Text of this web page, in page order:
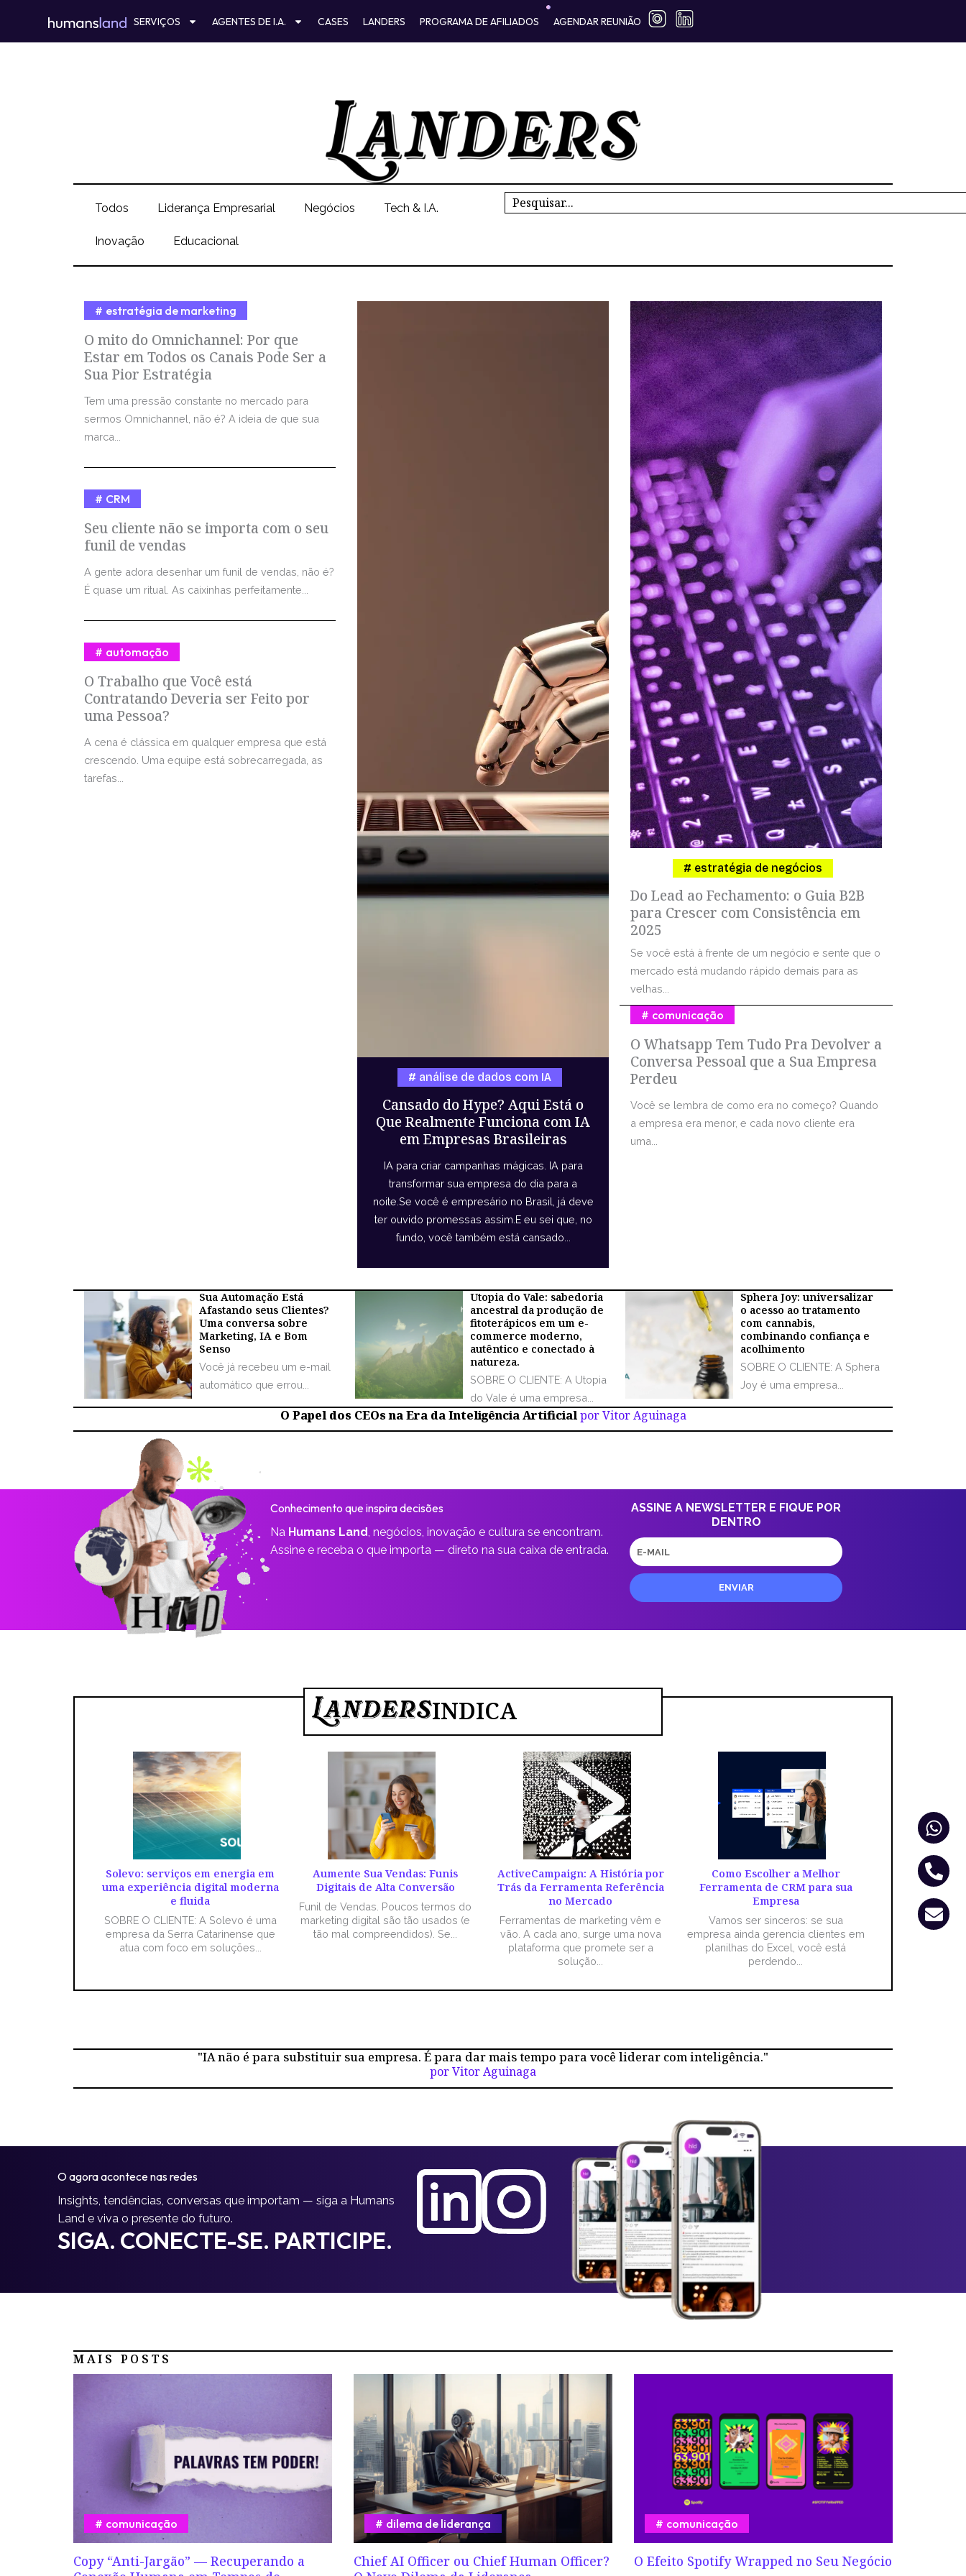
o
SERVIÇOS AGENTES DE I.A. CASES LANDERS PROGRAMA DE AFILIADOS AGENDAR REUNIÃO
Todos Liderança Empresarial Negócios Tech & I.A.
Inovação Educacional
Search
O mito do Omnichannel: Por que
Estar em Todos os Canais Pode Ser a
Sua Pior Estratégia
estratégia de marketing
Tem uma pressão constante no mercado para
sermos Omnichannel, não é? A ideia de que sua
marca...
Seu cliente não se importa com o seu
funil de vendas
CRM
A gente adora desenhar um funil de vendas, não é?
É quase um ritual. As caixinhas perfeitamente...
O Trabalho que Você está
Contratando Deveria ser Feito por
uma Pessoa?
automação
A cena é clássica em qualquer empresa que está
crescendo. Uma equipe está sobrecarregada, as
tarefas...
Cansado do Hype? Aqui Está o
Que Realmente Funciona com IA
em Empresas Brasileiras
análise de dados com IA
IA para criar campanhas mágicas. IA para
transformar sua empresa do dia para a
noite.Se você é empresário no Brasil, já deve
ter ouvido promessas assim.E eu sei que, no
fundo, você também está cansado...
Do Lead ao Fechamento: o Guia B2B
para Crescer com Consistência em
2025
estratégia de negócios
Se você está à frente de um negócio e sente que o
mercado está mudando rápido demais para as
velhas...
O Whatsapp Tem Tudo Pra Devolver a
Conversa Pessoal que a Sua Empresa
Perdeu
comunicação
Você se lembra de como era no começo? Quando
a empresa era menor, e cada novo cliente era
uma...
Sua Automação Está
Afastando seus Clientes?
Uma conversa sobre
Marketing, IA e Bom
Senso
Você já recebeu um e-mail
automático que errou...
Utopia do Vale: sabedoria
ancestral da produção de
fitoterápicos em um e-
commerce moderno,
autêntico e conectado à
natureza.
SOBRE O CLIENTE: A Utopia
do Vale é uma empresa...
Sphera Joy: universalizar
o acesso ao tratamento
com cannabis,
combinando confiança e
acolhimento
SOBRE O CLIENTE: A Sphera
Joy é uma empresa...
O Papel dos CEOs na Era da Inteligência Artificialpor Vitor Aguinaga
Conhecimento que inspira decisões
Na Humans Land, negócios, inovação e cultura se encontram.
Assine e receba o que importa — direto na sua caixa de entrada.
ASSINE A NEWSLETTER E FIQUE POR
DENTRO
E-
mail
ENVIAR
INDICA
Solevo: serviços em energia em
uma experiência digital moderna
e fluida
SOBRE O CLIENTE: A Solevo é uma
empresa da Serra Catarinense que
atua com foco em soluções...
Aumente Sua Vendas: Funis
Digitais de Alta Conversão
Funil de Vendas. Poucos termos do
marketing digital são tão usados (e
tão mal compreendidos). Se...
ActiveCampaign: A História por
Trás da Ferramenta Referência
no Mercado
Ferramentas de marketing vêm e
vão. A cada ano, surge uma nova
plataforma que promete ser a
solução...
Como Escolher a Melhor
Ferramenta de CRM para sua
Empresa
Vamos ser sinceros: se sua
empresa ainda gerencia clientes em
planilhas do Excel, você está
perdendo...
"IA não é para substituir sua empresa. É para dar mais tempo para você liderar com inteligência."
por Vitor Aguinaga
O agora acontece nas redes
Insights, tendências, conversas que importam — siga a Humans
Land e viva o presente do futuro.
SIGA. CONECTE-SE. PARTICIPE.
MAIS POSTS
Copy “Anti-Jargão” — Recuperando a
comunicação
Chief AI Officer ou Chief Human Officer?
dilema de liderança
O Efeito Spotify Wrapped no Seu Negócio
comunicação
alt